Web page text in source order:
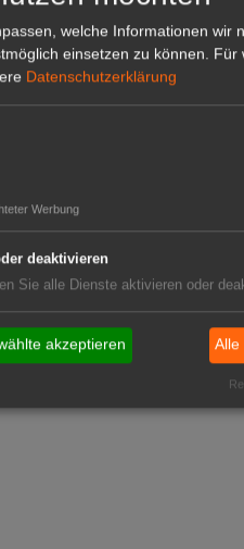
welche Informationen wir
einsetzen zu können. Für
Datenschutzerklärung
Werbung
deaktivieren
Sie alle Dienste aktivieren oder
akzeptieren Alle